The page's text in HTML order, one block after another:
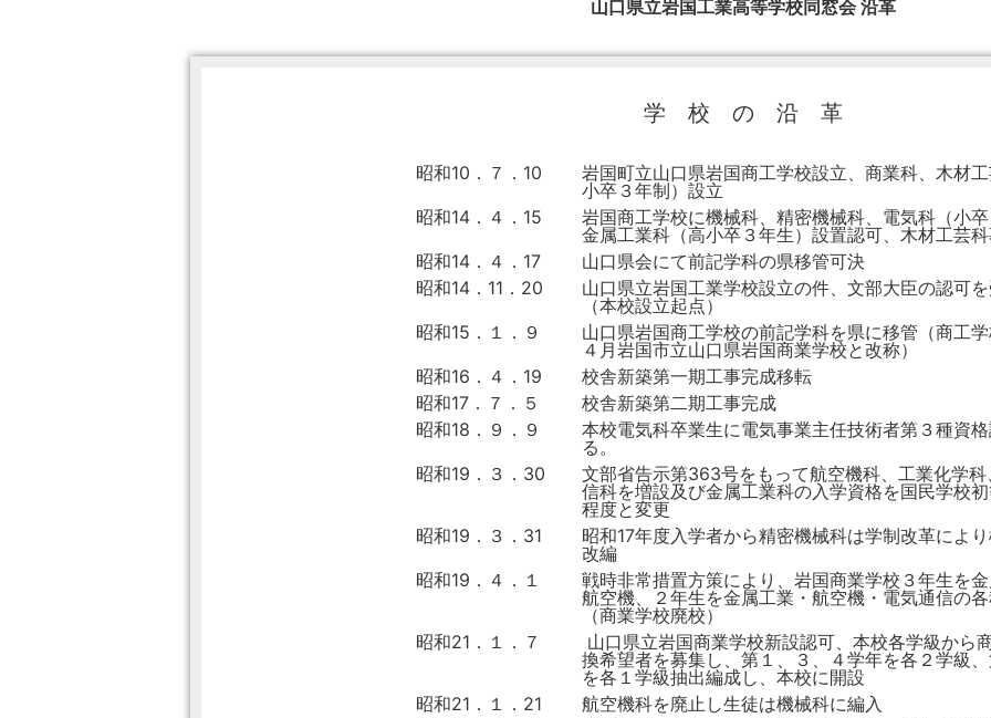
山口県立岩国工業高等学校同窓会 沿革
学 校 の 沿 革
昭和10．７．10
岩国町立山口県岩国商工学校設立、商業科、木材
小卒３年制）設立
昭和14．４．15
岩国商工学校に機械科、精密機械科、電気科（小
金属工業科（高小卒３年生）設置認可、木材工芸
昭和14．４．17
山口県会にて前記学科の県移管可決
昭和14．11．20
山口県立岩国工業学校設立の件、文部大臣の認可
（本校設立起点）
昭和15．１．９
山口県岩国商工学校の前記学科を県に移管（商工
４月岩国市立山口県岩国商業学校と改称）
昭和16．４．19
校舎新築第一期工事完成移転
昭和17．７．５
校舎新築第二期工事完成
昭和18．９．９
本校電気科卒業生に電気事業主任技術者第３種資
る。
昭和19．３．30
文部省告示第363号をもって航空機科、工業化学
信科を増設及び金属工業科の入学資格を国民学校
程度と変更
昭和19．３．31
昭和17年度入学者から精密機械科は学制改革によ
改編
昭和19．４．１
戦時非常措置方策により、岩国商業学校３年生を
航空機、２年生を金属工業・航空機・電気通信の
（商業学校廃校）
昭和21．１．７
山口県立岩国商業学校新設認可、本校各学級から
換希望者を募集し、第１、３、４学年を各２学級
を各１学級抽出編成し、本校に開設
昭和21．１．21
航空機科を廃止し生徒は機械科に編入